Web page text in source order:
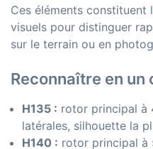
Ces éléments constituent
visuels pour distinguer
sur le terrain ou en
Reconnaître en un
H135 : rotor principal à
latérales, silhouette la
H140 : rotor principal à